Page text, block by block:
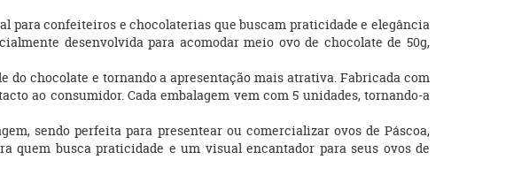
para confeiteiros e chocolaterias que buscam praticidade e elegância
desenvolvida para acomodar meio ovo de chocolate de 50g,
chocolate e tornando a apresentação mais atrativa. Fabricada com
ao consumidor. Cada embalagem vem com 5 unidades, tornando-a
sendo perfeita para presentear ou comercializar ovos de Páscoa,
quem busca praticidade e um visual encantador para seus ovos de